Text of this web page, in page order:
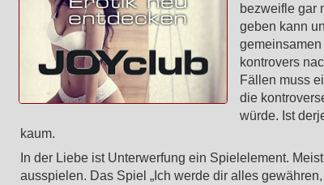
bezweifle gar
geben kann
kontrovers
Fällen muss
die
würde. Ist
kaum.
In der Liebe ist Unterwerfung ein Spielelement.
ausspielen. Das Spiel „Ich werde dir alles